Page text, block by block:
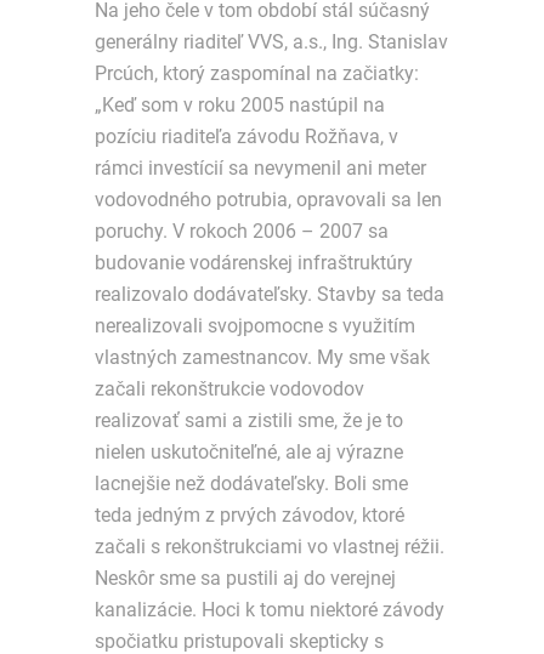
Na jeho čele v tom období stál súčasný
generálny riaditeľ VVS, a.s., Ing. Stanislav
Prcúch, ktorý zaspomínal na začiatky:
„Keď som v roku 2005 nastúpil na
pozíciu riaditeľa závodu Rožňava, v
rámci investícií sa nevymenil ani meter
vodovodného potrubia, opravovali sa len
poruchy. V rokoch 2006 – 2007 sa
budovanie vodárenskej infraštruktúry
realizovalo dodávateľsky. Stavby sa teda
nerealizovali svojpomocne s využitím
vlastných zamestnancov. My sme však
začali rekonštrukcie vodovodov
realizovať sami a zistili sme, že je to
nielen uskutočniteľné, ale aj výrazne
lacnejšie než dodávateľsky. Boli sme
teda jedným z prvých závodov, ktoré
začali s rekonštrukciami vo vlastnej réžii.
Neskôr sme sa pustili aj do verejnej
kanalizácie. Hoci k tomu niektoré závody
spočiatku pristupovali skepticky s